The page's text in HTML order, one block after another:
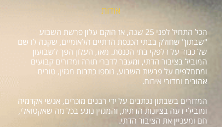
אודות
הכל התחיל לפני 25 שנה, אז הוקם עלון פרשת השבוע
"שבתון" שחולק בבתי הכנסת הדתיים הלאומיים, שקנה לו שם
של כבוד על דלפקי בתי הכנסת. מאז, העלון הפך לשבועון
המוביל בציבור הדתי, ומעבר לדברי תורה ומדורים קבועים
ומתחלפים על פרשת השבוע, נוספו כתבות מגזין, טורים
אהובים ומדורי אירוח.
המדורים בשבתון נכתבים על ידי רבנים מוכרים, אנשי אקדמיה
ומובילי דעה בציונות הדתית, והמגזין נוגע בכל מה שאקטואלי,
חם ומעניין את הציבור הדתי.